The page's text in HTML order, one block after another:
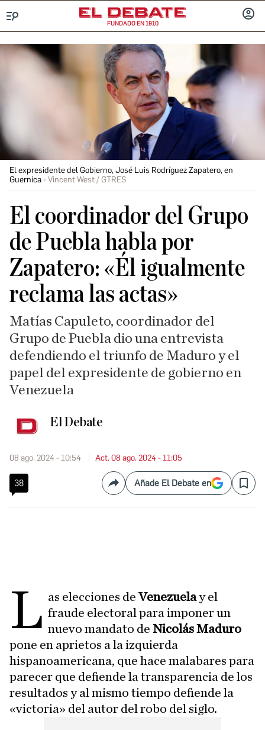
FUNDADO EN 1910
El expresidente del Gobierno, José Luis Rodríguez Zapatero, en
Guernica
Vincent West / GTRES
El coordinador del Grupo
de Puebla habla por
Zapatero: «Él igualmente
reclama las actas»
Matías Capuleto, coordinador del
Grupo de Puebla dio una entrevista
defendiendo el triunfo de Maduro y el
papel del expresidente de gobierno en
Venezuela
El Debate
08 ago. 2024 - 10:54 Act. 08 ago. 2024 - 11:05
38 CompartirAñade El Debate en Save
l as elecciones deVenezuelay el
fraude electoral para imponer un
nuevo mandato deNicolás Maduro
pone en aprietos a la izquierda
hispanoamericana, que hace malabares para
parecer que defiende la transparencia de los
resultados y al mismo tiempo defiende la
«victoria» del autor del robo del siglo.